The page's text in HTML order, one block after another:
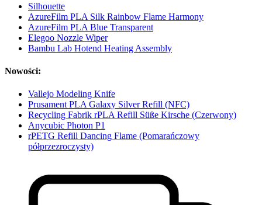
Silhouette
AzureFilm PLA Silk Rainbow Flame Harmony
AzureFilm PLA Blue Transparent
Elegoo Nozzle Wiper
Bambu Lab Hotend Heating Assembly
Nowości:
Vallejo Modeling Knife
Prusament PLA Galaxy Silver Refill (NFC)
Recycling Fabrik rPLA Refill Süße Kirsche (Czerwony)
Anycubic Photon P1
rPETG Refill Dancing Flame (Pomarańczowy
półprzezroczysty)